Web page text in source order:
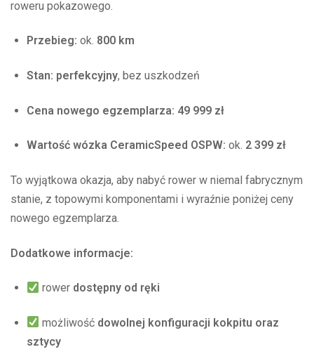
roweru pokazowego.
Przebieg: ok. 800 km
Stan: perfekcyjny, bez uszkodzeń
Cena nowego egzemplarza: 49 999 zł
Wartość wózka CeramicSpeed OSPW: ok. 2 399 zł
To wyjątkowa okazja, aby nabyć rower w niemal fabrycznym
stanie, z topowymi komponentami i wyraźnie poniżej ceny
nowego egzemplarza.
Dodatkowe informacje:
rower dostępny od ręki
możliwość dowolnej konfiguracji kokpitu oraz
sztycy